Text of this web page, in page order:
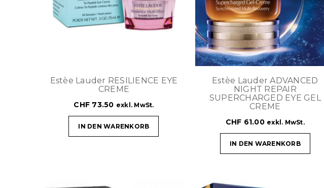
Estèe Lauder RESILIENCE EYE
CREME
CHF 73.50 exkl. MwSt.
IN DEN WARENKORB
Estèe Lauder ADVANCED
NIGHT REPAIR
SUPERCHARGED EYE GEL
CREME
CHF 61.00 exkl. MwSt.
IN DEN WARENKORB